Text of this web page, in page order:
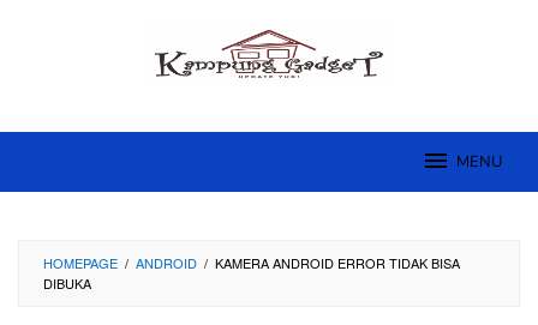
MENU
HOMEPAGE / ANDROID / KAMERA ANDROID ERROR TIDAK BISA
DIBUKA